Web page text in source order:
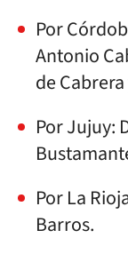
Por
Antonio
de
Por Jujuy:
Por La
Barros.